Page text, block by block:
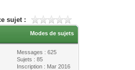
sujet :
Modes de sujets
Messages : 625
Sujets : 85
Inscription : Mar 2016